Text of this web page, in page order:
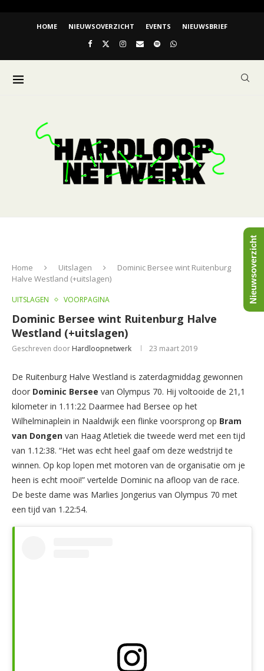
HOME NIEUWSOVERZICHT EVENTS NIEUWSBRIEF
Home Uitslagen
Dominic Bersee wint Ruitenburg
Halve Westland (+uitslagen)
UITSLAGEN VOORPAGINA
Dominic Bersee wint Ruitenburg Halve
Westland (+uitslagen)
Geschreven door Hardloopnetwerk 23 maart 2019
De Ruitenburg Halve Westland is zaterdagmiddag gewonnen
door Dominic Bersee van Olympus 70. Hij voltooide de 21,1
kilometer in 1.11:22 Daarmee had Bersee op het
Wilhelminaplein in Naaldwijk een flinke voorsprong op Bram
van Dongen van Haag Atletiek die tweede werd met een tijd
van 1.12:38. “Het was echt heel gaaf om deze wedstrijd te
winnen. Op kop lopen met motoren van de organisatie om je
heen is echt mooi!” vertelde Dominic na afloop van de race.
De beste dame was Marlies Jongerius van Olympus 70 met
een tijd van 1.22:54.
Nieuwsoverzicht